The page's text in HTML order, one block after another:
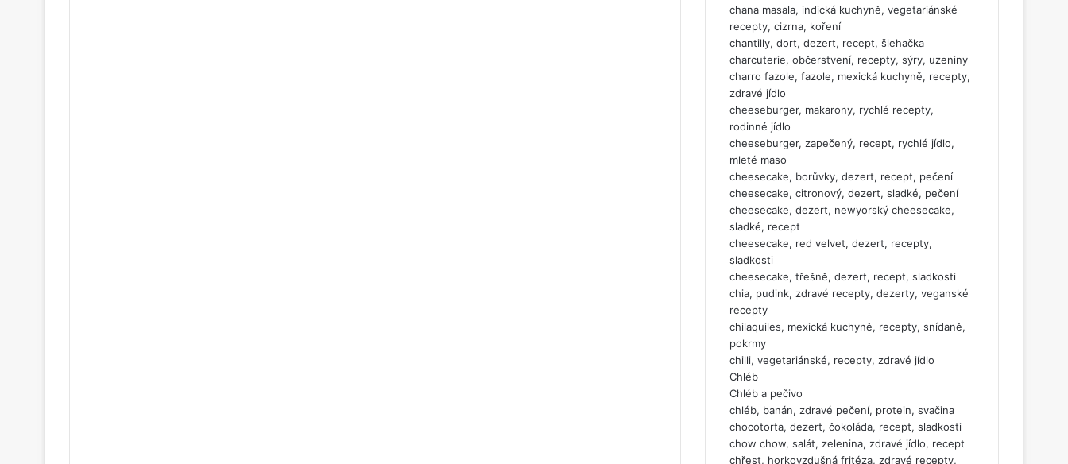
chana masala, indická kuchyně, vegetariánské
recepty, cizrna, koření
chantilly, dort, dezert, recept, šlehačka
charcuterie, občerstvení, recepty, sýry, uzeniny
charro fazole, fazole, mexická kuchyně, recepty,
zdravé jídlo
cheeseburger, makarony, rychlé recepty,
rodinné jídlo
cheeseburger, zapečený, recept, rychlé jídlo,
mleté maso
cheesecake, borůvky, dezert, recept, pečení
cheesecake, citronový, dezert, sladké, pečení
cheesecake, dezert, newyorský cheesecake,
sladké, recept
cheesecake, red velvet, dezert, recepty,
sladkosti
cheesecake, třešně, dezert, recept, sladkosti
chia, pudink, zdravé recepty, dezerty, veganské
recepty
chilaquiles, mexická kuchyně, recepty, snídaně,
pokrmy
chilli, vegetariánské, recepty, zdravé jídlo
Chléb
Chléb a pečivo
chléb, banán, zdravé pečení, protein, svačina
chocotorta, dezert, čokoláda, recept, sladkosti
chow chow, salát, zelenina, zdravé jídlo, recept
chřest, horkovzdušná fritéza, zdravé recepty,